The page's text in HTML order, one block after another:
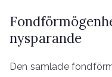
nysparande
Den samlade